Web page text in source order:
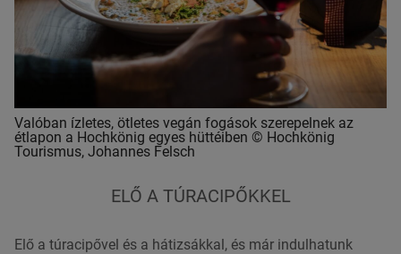
Valóban ízletes, ötletes vegán fogások szerepelnek az
étlapon a Hochkönig egyes hüttéiben © Hochkönig
Tourismus, Johannes Felsch
ELŐ A TÚRACIPŐKKEL
Elő a túracipővel és a hátizsákkal, és már indulhatunk